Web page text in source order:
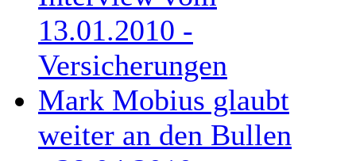
13.01.2010 -
Versicherungen
Mark Mobius glaubt
weiter an den Bullen